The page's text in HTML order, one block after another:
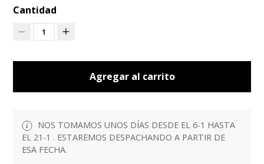
Cantidad
1
Agregar al carrito
NOS TOMAMOS UNOS DÍAS DESDE EL 6-1 HASTA
EL 21-1 . ESTAREMOS DESPACHANDO A PARTIR DE
ESA FECHA.